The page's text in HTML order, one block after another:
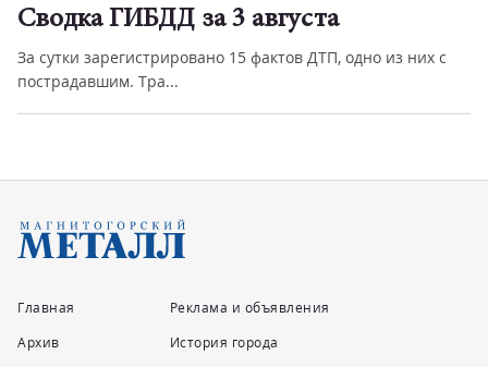
Сводка ГИБДД за 3 августа
За сутки зарегистрировано 15 фактов ДТП, одно из них с
пострадавшим. Тра...
Главная
Архив
Реклама и объявления
История города